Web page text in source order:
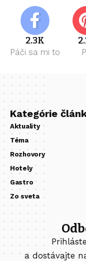
2.3K
Páči sa mi to
Kategórie
Aktuality
Téma
Rozhovory
Hotely
Gastro
Zo sveta
a dostávajte